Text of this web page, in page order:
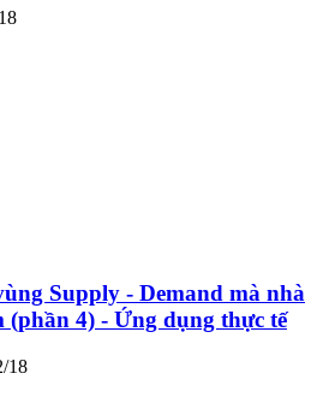
Supply - Demand mà nhà
(phần 4) - Ứng dụng thực tế
18